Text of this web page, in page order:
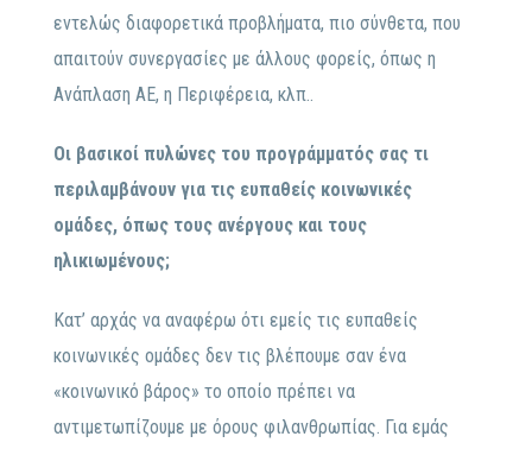
εντελώς διαφορετικά προβλήματα, πιο σύνθετα, που
απαιτούν συνεργασίες με άλλους φορείς, όπως η
Ανάπλαση ΑΕ, η Περιφέρεια, κλπ..
Οι βασικοί πυλώνες του προγράμματός σας τι
περιλαμβάνουν για τις ευπαθείς κοινωνικές
ομάδες, όπως τους ανέργους και τους
ηλικιωμένους;
Κατ’ αρχάς να αναφέρω ότι εμείς τις ευπαθείς
κοινωνικές ομάδες δεν τις βλέπουμε σαν ένα
«κοινωνικό βάρος» το οποίο πρέπει να
αντιμετωπίζουμε με όρους φιλανθρωπίας. Για εμάς